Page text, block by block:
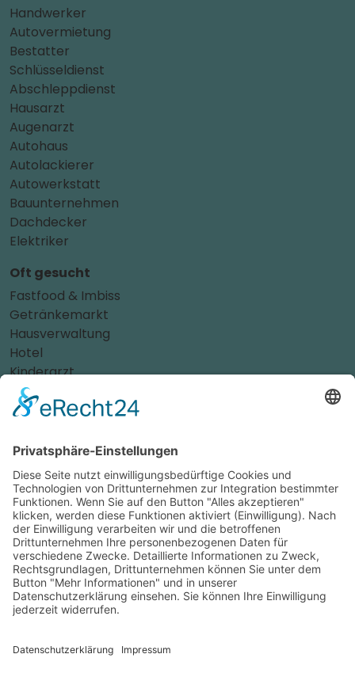
Handwerker
Autovermietung
Bestatter
Schlüsseldienst
Abschleppdienst
Hausarzt
Augenarzt
Autohaus
Autolackierer
Autowerkstatt
Bauunternehmen
Dachdecker
Elektriker
Oft gesucht
Fastfood & Imbiss
Getränkemarkt
Hausverwaltung
Hotel
Kinderarzt
Personalvermittler
Weitere Sportvereine
Zahnarzt
Tennis
Tankstelle
Tierbedarf
Parken
Für Ihr Unternehmen
Sichern Sie sich die Vorteile vondas ist nah! Mit uns
erreichen Sie neue Kunden und bleiben Ihren
Bestandskunden in guter Erinnerung.
Schon ab günstigen 29,- € im Monat.